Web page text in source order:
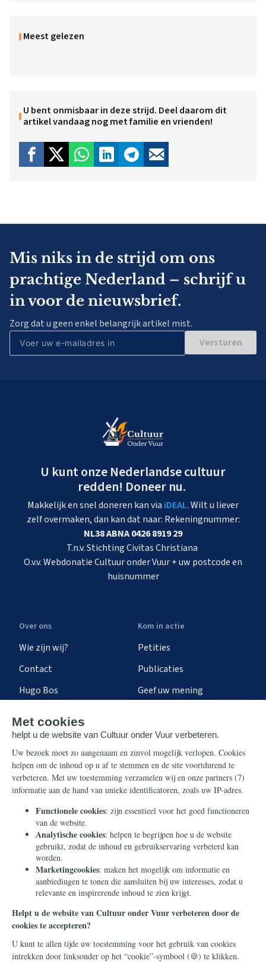
Meest gelezen
U bent onmisbaar in deze strijd. Deel daarom dit
artikel vandaag nog met familie en vrienden!
Mis niks in de strijd om ons
prachtige Nederland – schrijf u
in voor de nieuwsbrief.
Zorg dat u geen enkel belangrijk artikel mist.
Versturen
U kunt onze Nederlandse cultuur
redden! Doneer nu.
Makkelijk en snel doneren kan via iDEAL. Wilt u liever
zelf overmaken, dan kan dat naar: Rekeningnummer:
NL38 ABNA 0426 8919 29
T.n.v. Stichting Civitas Christiana
O.v.v. Webdonatie Cultuur onder Vuur + uw postcode en
huisnummer
Over ons
Wie zijn wij?
Contact
Hugo Bos
Kom in actie
Petities
Publicaties
Geef uw mening
Steun ons
Nieuwsbrief
Eenmalig
Maandelijks
Periodiek
Nalaten
Zelf overschrijven
Info
Contact
Ontvang onze Telegram-
berichten
© 2026 Stichting Civitas Christiana
Cookieverklaring